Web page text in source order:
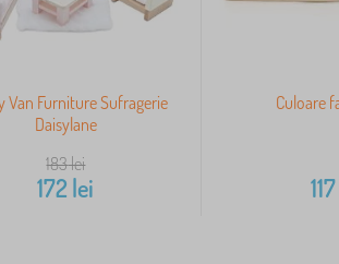
Van Furniture Sufragerie
Daisylane
183lei
172 lei
Culoare
117